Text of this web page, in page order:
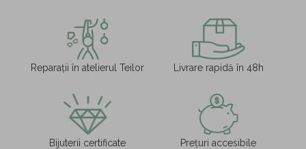
Reparații în atelierul Teilor Livrare rapidă în 48h
Bijuterii certificate Prețuri accesibile